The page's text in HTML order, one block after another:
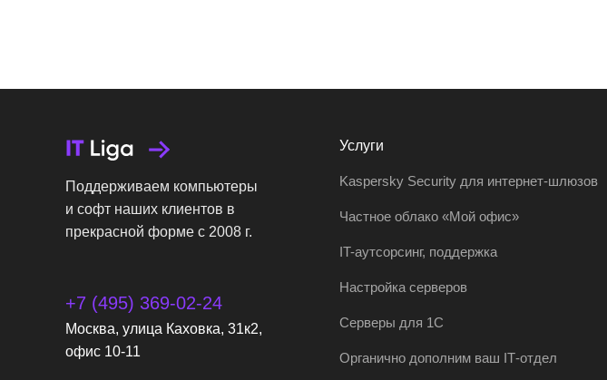
Поддерживаем компьютеры
и софт наших клиентов в
прекрасной форме с 2008 г.
+7 (495) 369-02-24
Москва, улица Каховка, 31к2,
офис 10-11
Услуги
Kaspersky Security для интернет-шлюзов
Частное облако «Мой офис»
IT-аутсорсинг, поддержка
Настройка серверов
Серверы для 1С
Органично дополним ваш IT‑отдел